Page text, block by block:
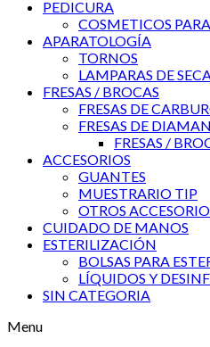
PEDICURA
COSMETICOS
APARATOLOGÍA
TORNOS
LAMPARAS DE
FRESAS / BROCAS
FRESAS DE
FRESAS DE
FRESAS /
ACCESORIOS
GUANTES
MUESTRARIO TIP
OTROS
CUIDADO DE MANOS
ESTERILIZACIÓN
BOLSAS PARA
LÍQUIDOS Y
SIN CATEGORIA
Menu